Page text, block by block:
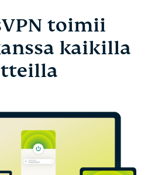
toimii
kaikilla